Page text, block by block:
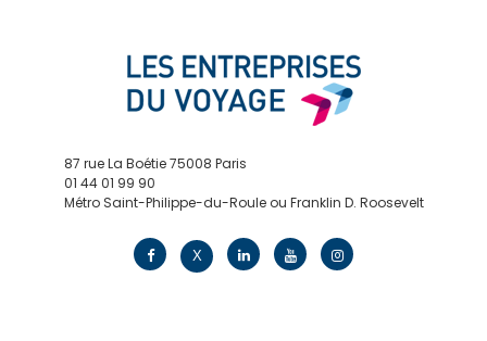
87 rue La Boétie 75008 Paris
01 44 01 99 90
Métro Saint-Philippe-du-Roule ou Franklin D. Roosevelt
X